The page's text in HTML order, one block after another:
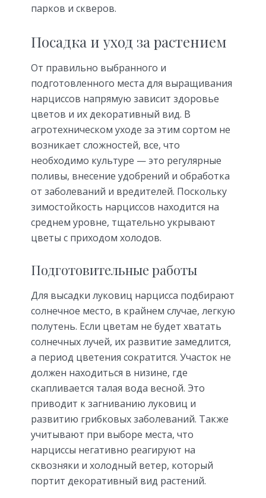
парков и скверов.
Посадка и уход за растением
От правильно выбранного и
подготовленного места для выращивания
нарциссов напрямую зависит здоровье
цветов и их декоративный вид. В
агротехническом уходе за этим сортом не
возникает сложностей, все, что
необходимо культуре — это регулярные
поливы, внесение удобрений и обработка
от заболеваний и вредителей. Поскольку
зимостойкость нарциссов находится на
среднем уровне, тщательно укрывают
цветы с приходом холодов.
Подготовительные работы
Для высадки луковиц нарцисса подбирают
солнечное место, в крайнем случае, легкую
полутень. Если цветам не будет хватать
солнечных лучей, их развитие замедлится,
а период цветения сократится. Участок не
должен находиться в низине, где
скапливается талая вода весной. Это
приводит к загниванию луковиц и
развитию грибковых заболеваний. Также
учитывают при выборе места, что
нарциссы негативно реагируют на
сквозняки и холодный ветер, который
портит декоративный вид растений.